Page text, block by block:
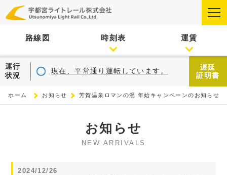
路線図 時刻表 運賃
運行
状況
現在、平常通り運転しています。
遅延
証明書
ホーム お知らせ 芳賀温泉ロマンの湯 年始キャンペーンのお知らせ
お知らせ
NEW ARRIVALS
2024/12/26